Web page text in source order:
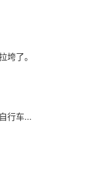
垮了。
行车...